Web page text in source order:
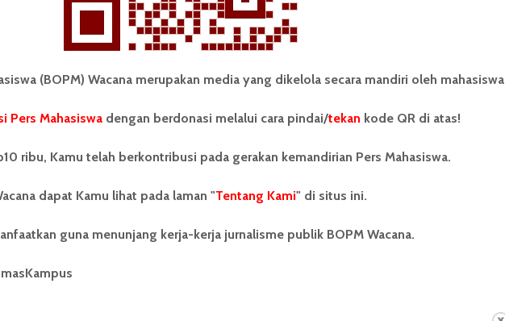
Pers Mahasiswa (BOPM)
di luar kampus dan dikelola
oleh mahasiswa
BOPM Wacana merupakan
Sumatera Utara
berdiri pada 1 Juli 1995.
Tentang Kami
Kontribusi
(BOPM) Wacana merupakan media yang dikelola secara mandiri oleh mahasiswa
Pers Mahasiswadengan berdonasi melalui cara pindai/tekan kode QR di atas!
ribu, Kamu telah berkontribusi pada gerakan kemandirian Pers Mahasiswa.
dapat Kamu lihat pada laman "Tentang Kami" di situs ini.
guna menunjang kerja-kerja jurnalisme publik BOPM Wacana.